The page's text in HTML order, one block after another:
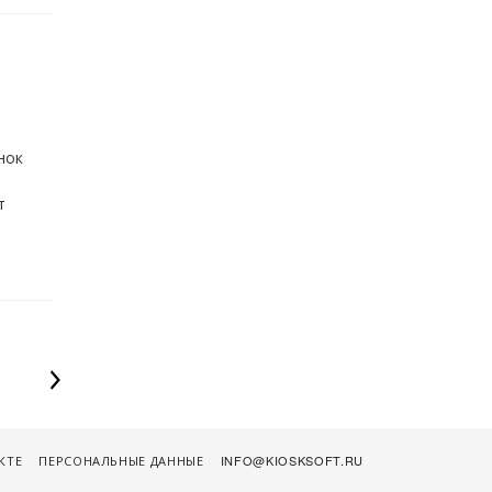
ПЕРСОНАЛЬНЫЕ ДАННЫЕ INFO@KIOSKSOFT.RU